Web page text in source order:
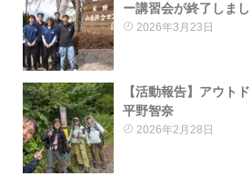
0
ー講習会が終了しま
2026年3月23日
【活動報告】アウト
平野智奈
2026年2月28日